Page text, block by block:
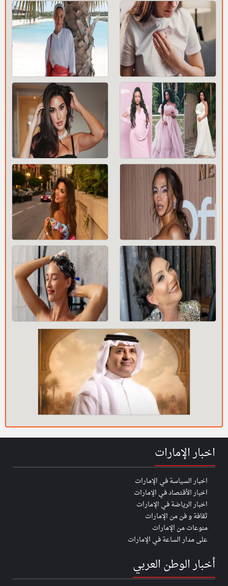
اخبار الإمارات
اخبار السياسة في الإمارات
اخبار الأقتصاد في الإمارات
اخبار الرياضة في الإمارات
ثقافة و فن من الإمارات
منوعات من الإمارات
على مدار الساعة في الإمارات
أخبار الوطن العربي